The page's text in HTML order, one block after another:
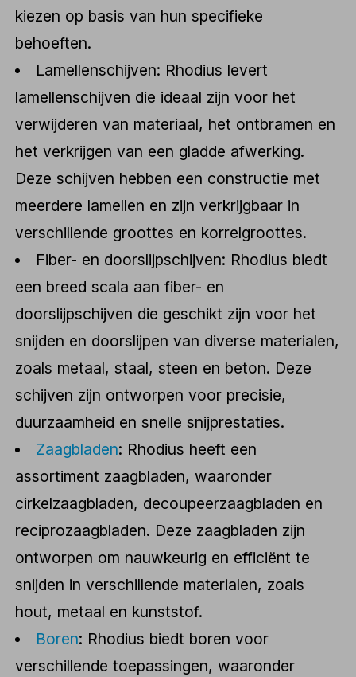
kiezen op basis van hun specifieke
behoeften.
Lamellenschijven: Rhodius levert
lamellenschijven die ideaal zijn voor het
verwijderen van materiaal, het ontbramen en
het verkrijgen van een gladde afwerking.
Deze schijven hebben een constructie met
meerdere lamellen en zijn verkrijgbaar in
verschillende groottes en korrelgroottes.
Fiber- en doorslijpschijven: Rhodius biedt
een breed scala aan fiber- en
doorslijpschijven die geschikt zijn voor het
snijden en doorslijpen van diverse materialen,
zoals metaal, staal, steen en beton. Deze
schijven zijn ontworpen voor precisie,
duurzaamheid en snelle snijprestaties.
Zaagbladen: Rhodius heeft een
assortiment zaagbladen, waaronder
cirkelzaagbladen, decoupeerzaagbladen en
reciprozaagbladen. Deze zaagbladen zijn
ontworpen om nauwkeurig en efficiënt te
snijden in verschillende materialen, zoals
hout, metaal en kunststof.
Boren: Rhodius biedt boren voor
verschillende toepassingen, waaronder